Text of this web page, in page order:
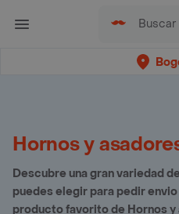
Hornos y
Descubre una gran variedad
puedes elegir para pedir
producto favorito de Hornos y